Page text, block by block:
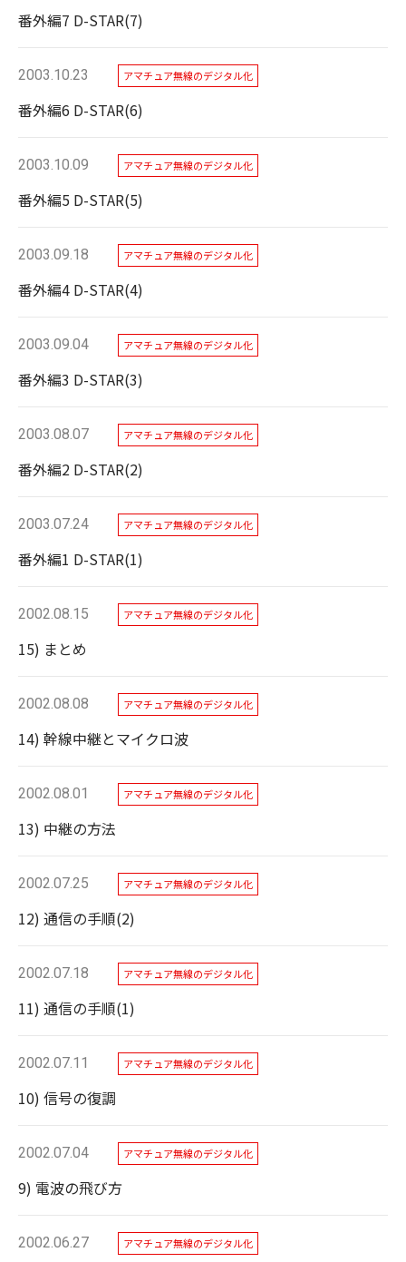
番外編7 D-STAR(7)
2003.10.23 アマチュア無線のデジタル化
番外編6 D-STAR(6)
2003.10.09 アマチュア無線のデジタル化
番外編5 D-STAR(5)
2003.09.18 アマチュア無線のデジタル化
番外編4 D-STAR(4)
2003.09.04 アマチュア無線のデジタル化
番外編3 D-STAR(3)
2003.08.07 アマチュア無線のデジタル化
番外編2 D-STAR(2)
2003.07.24 アマチュア無線のデジタル化
番外編1 D-STAR(1)
2002.08.15 アマチュア無線のデジタル化
15) まとめ
2002.08.08 アマチュア無線のデジタル化
14) 幹線中継とマイクロ波
2002.08.01 アマチュア無線のデジタル化
13) 中継の方法
2002.07.25 アマチュア無線のデジタル化
12) 通信の手順(2)
2002.07.18 アマチュア無線のデジタル化
11) 通信の手順(1)
2002.07.11 アマチュア無線のデジタル化
10) 信号の復調
2002.07.04 アマチュア無線のデジタル化
9) 電波の飛び方
2002.06.27 アマチュア無線のデジタル化